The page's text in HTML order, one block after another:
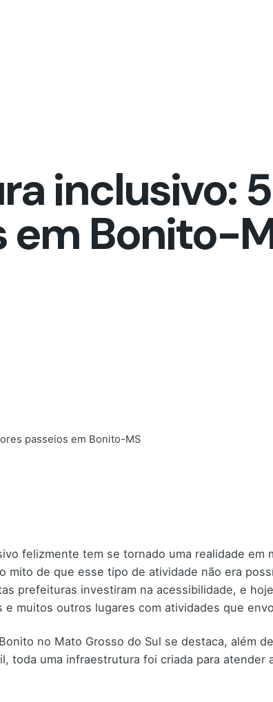
inclusivo: 5
em Bonito-
passeios em Bonito-MS
felizmente tem se tornado uma realidade em
mito de que esse tipo de atividade não era
prefeituras investiram na acessibilidade, e
e muitos outros lugares com atividades que
no Mato Grosso do Sul se destaca, além
toda uma infraestrutura foi criada para atender